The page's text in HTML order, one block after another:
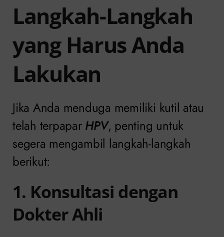
Langkah-Langkah
yang Harus Anda
Lakukan
Jika Anda menduga memiliki kutil atau
telah terpapar HPV, penting untuk
segera mengambil langkah-langkah
berikut:
1. Konsultasi dengan
Dokter Ahli